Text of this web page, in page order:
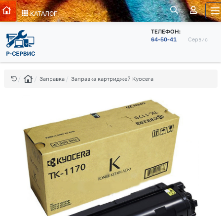
КАТАЛОГ
ТЕЛЕФОН:
64-50-41
Сервис
Заправка Заправка картриджей Kyocera